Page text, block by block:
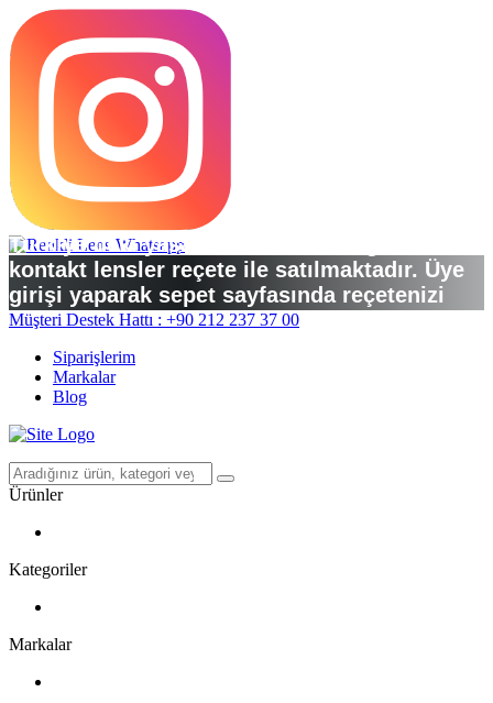
Türkiye’deki yasal düzenlemelere göre
kontakt lensler reçete ile satılmaktadır. Üye
girişi yaparak sepet sayfasında reçetenizi
yükleyebilirsiniz.
Müşteri Destek Hattı : +90 212 237 37 00
Siparişlerim
Markalar
Blog
Ürünler
Kategoriler
Markalar